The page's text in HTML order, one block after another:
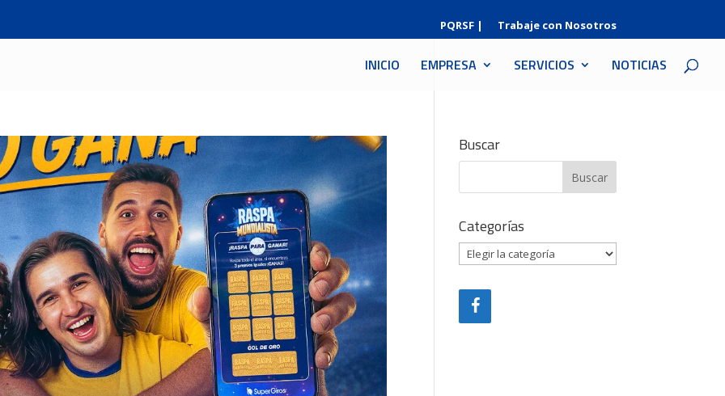
PQRSF | Trabaje con Nosotros
INICIO EMPRESA SERVICIOS NOTICIAS
Buscar
Categorías
Categorías